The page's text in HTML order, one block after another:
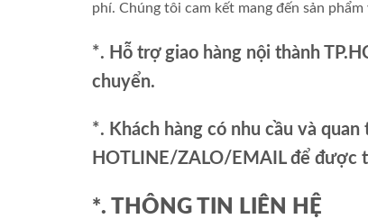
phí. Chúng tôi cam kết mang đến sản
*. Hỗ trợ giao hàng nội thành
chuyển.
*. Khách hàng có nhu cầu và
HOTLINE/ZALO/EMAIL để được
*. THÔNG TIN LIÊN HỆ